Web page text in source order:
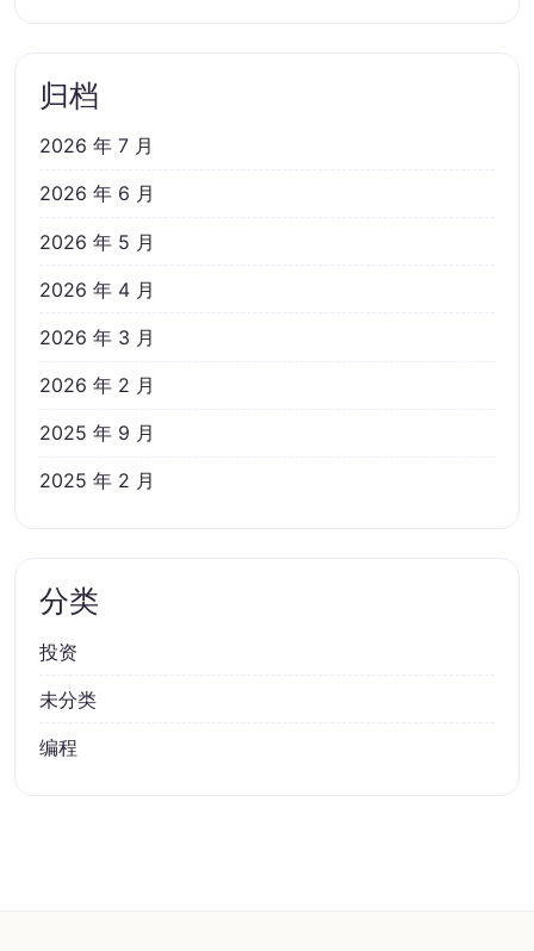
归档
2026 年 7 月
2026 年 6 月
2026 年 5 月
2026 年 4 月
2026 年 3 月
2026 年 2 月
2025 年 9 月
2025 年 2 月
分类
投资
未分类
编程